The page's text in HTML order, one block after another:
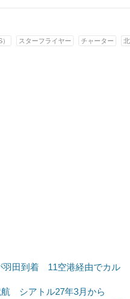
スターフライヤー チャーター 北
羽田到着 11空港経由でカル
航 シアトル27年3月から